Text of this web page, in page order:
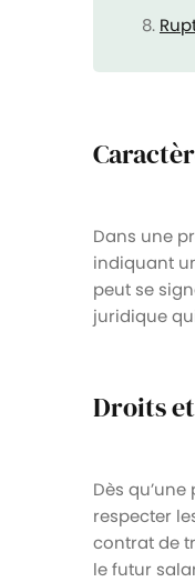
Dans une
indiquant
peut se
juridique
Droits
Dès
respecter
contrat de
le futur